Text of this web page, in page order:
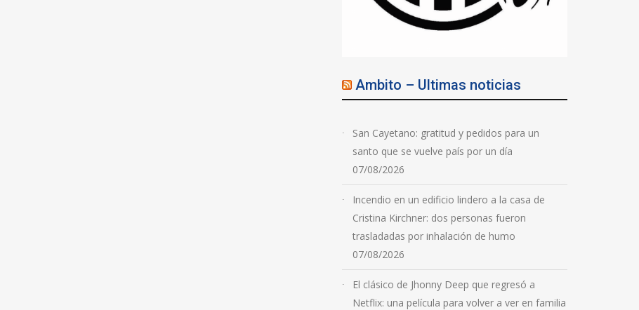
Ambito – Ultimas noticias
San Cayetano: gratitud y pedidos para un
santo que se vuelve país por un día
07/08/2026
Incendio en un edificio lindero a la casa de
Cristina Kirchner: dos personas fueron
trasladadas por inhalación de humo
07/08/2026
El clásico de Jhonny Deep que regresó a
Netflix: una película para volver a ver en familia